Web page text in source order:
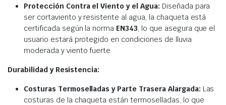
Protección Contra el Viento y el Agua: Diseñada para
ser cortaviento y resistente al agua, la chaqueta está
certificada según la norma EN343, lo que asegura que el
usuario estará protegido en condiciones de lluvia
moderada y viento fuerte.
Durabilidad y Resistencia:
Costuras Termoselladas y Parte Trasera Alargada: Las
costuras de la chaqueta están termoselladas, lo que